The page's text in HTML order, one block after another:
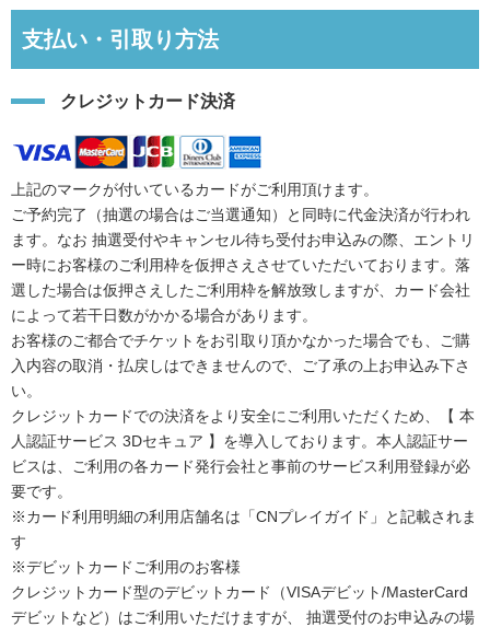
支払い・引取り方法
クレジットカード決済
上記のマークが付いているカードがご利用頂けます。
ご予約完了（抽選の場合はご当選通知）と同時に代金決済が行われ
ます。なお 抽選受付やキャンセル待ち受付お申込みの際、エントリ
ー時にお客様のご利用枠を仮押さえさせていただいております。落
選した場合は仮押さえしたご利用枠を解放致しますが、カード会社
によって若干日数がかかる場合があります。
お客様のご都合でチケットをお引取り頂かなかった場合でも、ご購
入内容の取消・払戻しはできませんので、ご了承の上お申込み下さ
い。
クレジットカードでの決済をより安全にご利用いただくため、【 本
人認証サービス 3Dセキュア 】を導入しております。本人認証サー
ビスは、ご利用の各カード発行会社と事前のサービス利用登録が必
要です。
※カード利用明細の利用店舗名は「CNプレイガイド」と記載されま
す
※デビットカードご利用のお客様
クレジットカード型のデビットカード（VISAデビット/MasterCard
デビットなど）はご利用いただけますが、 抽選受付のお申込みの場